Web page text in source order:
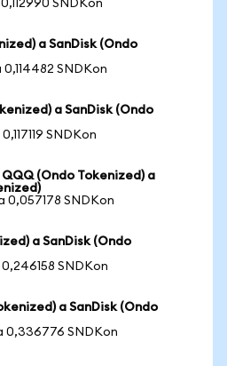
SNDKon
a SanDisk (Ondo
SNDKon
a SanDisk (Ondo
SNDKon
(Ondo Tokenized) a
0,057178 SNDKon
a SanDisk (Ondo
SNDKon
a SanDisk (Ondo
0,336776 SNDKon